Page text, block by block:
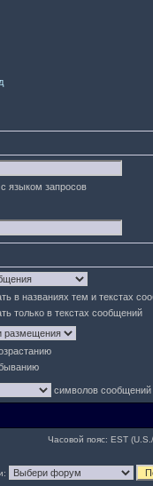
языком запросов
в названиях тем и текстах
только в текстах сообщений
символов сообщений
Часовой пояс: EST